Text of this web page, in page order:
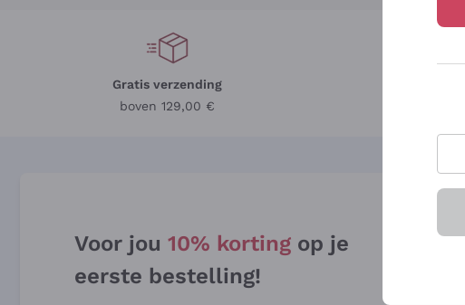
Gratis verzending
boven 129,00 €
Voor jou 10% korting op je
eerste bestelling!